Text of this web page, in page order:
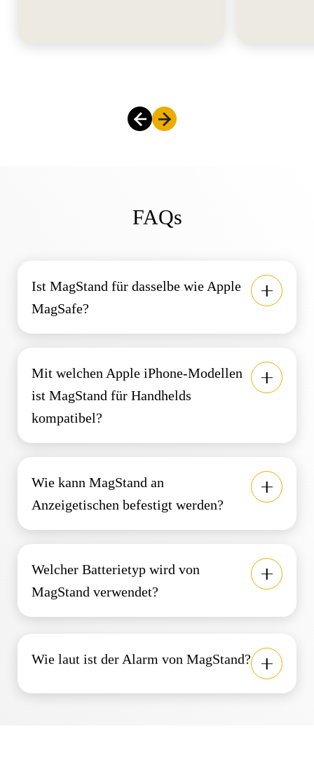
FAQs
Ist MagStand für dasselbe wie Apple
MagSafe?
Mit welchen Apple iPhone-Modellen
ist MagStand für Handhelds
kompatibel?
Wie kann MagStand an
Anzeigetischen befestigt werden?
Welcher Batterietyp wird von
MagStand verwendet?
Wie laut ist der Alarm von MagStand?